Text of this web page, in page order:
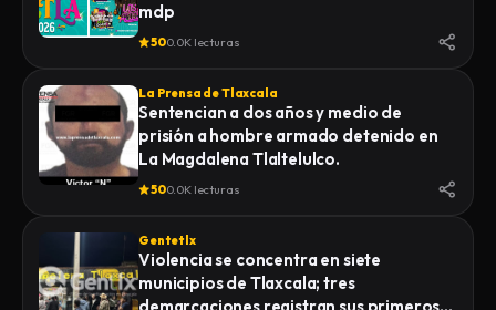
mdp
500.0K lecturas
La Prensa de Tlaxcala
Sentencian a dos años y medio de
prisión a hombre armado detenido en
La Magdalena Tlaltelulco.
500.0K lecturas
Gentetlx
Violencia se concentra en siete
municipios de Tlaxcala; tres